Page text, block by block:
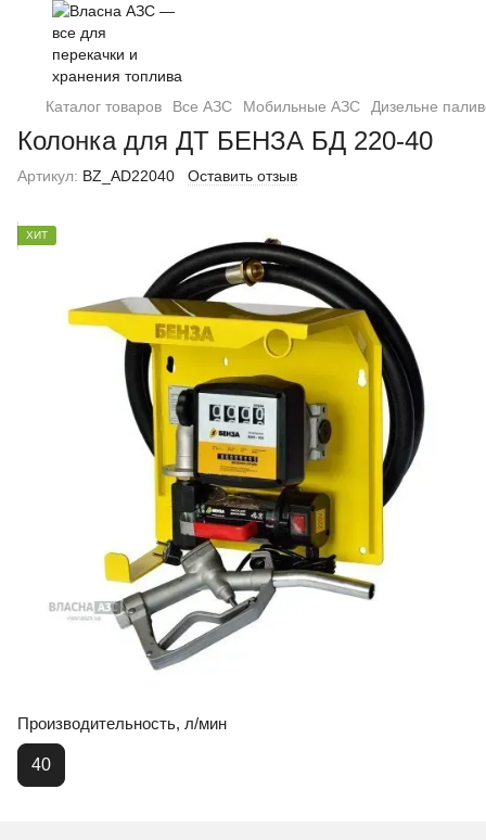
Каталог товаров Все АЗС Мобильные АЗС Дизельне
Колонка для ДТ БЕНЗА БД 220-40
Артикул: BZ_AD22040 Оставить отзыв
ХИТ
Производительность, л/мин
40